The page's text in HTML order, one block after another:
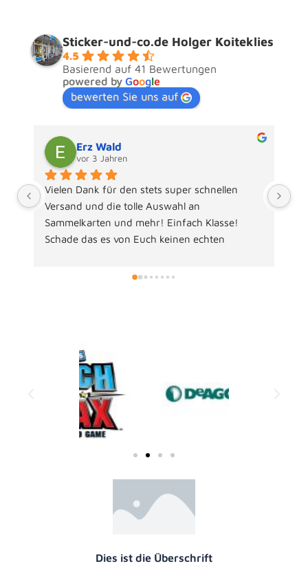
Sticker-und-co.de Holger Koiteklies
4.5
Basierend auf 41 Bewertungen
powered by Google
bewerten Sie uns auf
Erz Wald
vor 3 Jahren
Dank für den stets super schnellen
und die tolle Auswahl an
und mehr! Einfach Klasse!
das es von Euch keinen echten
auch dorthin mal auf dem Weg machen,
Der beste
ich kenne
Dies ist die Überschrift